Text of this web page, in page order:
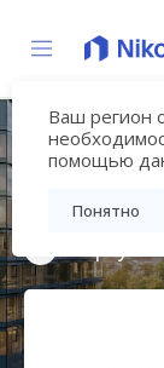
Ваш регион
помощью
Понятно